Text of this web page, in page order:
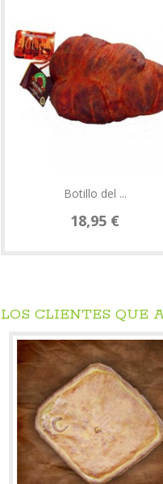
Botillo del ...
18,95 €
LOS CLIENTES QUE